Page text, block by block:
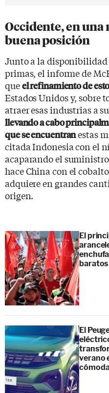
Occidente, en una
buena posición
Junto a la disponibilidad
primas, el informe de
queel refinamiento de
Estados Unidos y, sobre
atraer esas industrias a
llevando a cabo
que se encuentranestas
citada Indonesia con el
acaparando el
hace China con el
adquiere en grandes
origen.
El
baratos
El
verano